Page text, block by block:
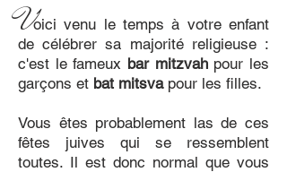
Voici venu le temps à votre enfant
de célébrer sa majorité religieuse :
c'est le fameux bar mitzvah pour les
garçons et bat mitsva pour les filles.
Vous êtes probablement las de ces
fêtes juives qui se ressemblent
toutes. Il est donc normal que vous